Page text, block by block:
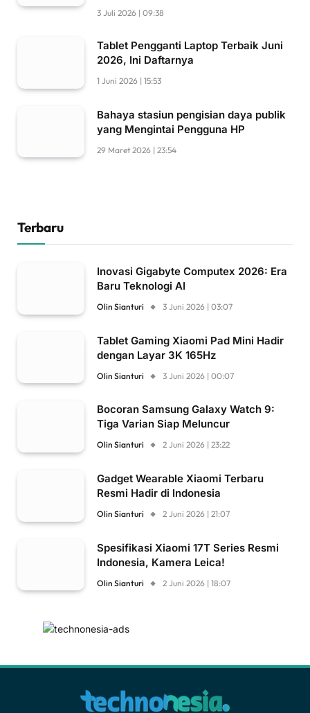
3 Juli 2026 | 09:38
Tablet Pengganti Laptop Terbaik Juni
2026, Ini Daftarnya
1 Juni 2026 | 15:53
Bahaya stasiun pengisian daya publik
yang Mengintai Pengguna HP
29 Maret 2026 | 23:54
Terbaru
Inovasi Gigabyte Computex 2026: Era
Baru Teknologi AI
Olin Sianturi 3 Juni 2026 | 03:07
Tablet Gaming Xiaomi Pad Mini Hadir
dengan Layar 3K 165Hz
Olin Sianturi 3 Juni 2026 | 00:07
Bocoran Samsung Galaxy Watch 9:
Tiga Varian Siap Meluncur
Olin Sianturi 2 Juni 2026 | 23:22
Gadget Wearable Xiaomi Terbaru
Resmi Hadir di Indonesia
Olin Sianturi 2 Juni 2026 | 21:07
Spesifikasi Xiaomi 17T Series Resmi
Indonesia, Kamera Leica!
Olin Sianturi 2 Juni 2026 | 18:07